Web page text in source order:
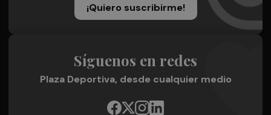
¡Quiero suscribirme!
Síguenos en redes
Plaza Deportiva, desde cualquier medio